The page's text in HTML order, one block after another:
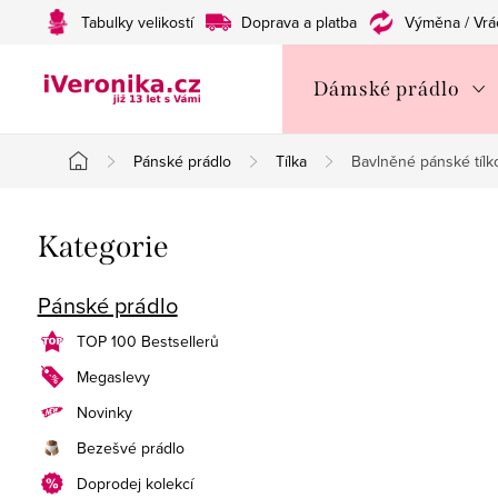
Tabulky velikostí Doprava a platba Výměna /
Dámské prádlo
Domů
Pánské prádlo Tílka Bavlněné pánské
o
s
t
r
a
n
Přeskočit
kategorie
Kategorie
Pánské prádlo
TOP 100 Bestsellerů
Megaslevy
Novinky
Bezešvé prádlo
Doprodej kolekcí